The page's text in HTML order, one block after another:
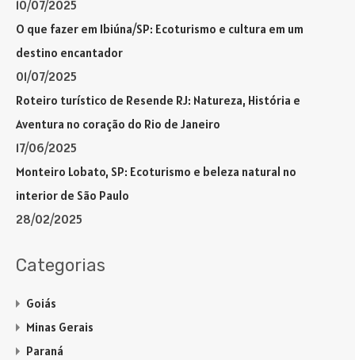
10/07/2025
O que fazer em Ibiúna/SP: Ecoturismo e cultura em um
destino encantador
01/07/2025
Roteiro turístico de Resende RJ: Natureza, História e
Aventura no coração do Rio de Janeiro
17/06/2025
Monteiro Lobato, SP: Ecoturismo e beleza natural no
interior de São Paulo
28/02/2025
Categorias
Goiás
Minas Gerais
Paraná